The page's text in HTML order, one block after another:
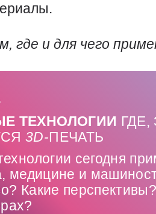
где и для чего
ТЕХНОЛОГИИ
3D-ПЕЧАТЬ
сегодня
медицине и
Какие